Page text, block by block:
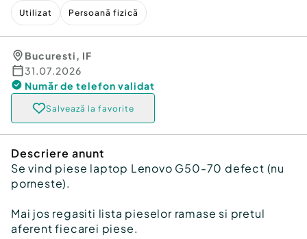
Utilizat Persoană fizică
Bucuresti, IF
31.07.2026
Număr de telefon validat
Salvează la favorite
Descriere anunt
Se vind piese laptop Lenovo G50-70 defect (nu
porneste).
Mai jos regasiti lista pieselor ramase si pretul
aferent fiecarei piese.